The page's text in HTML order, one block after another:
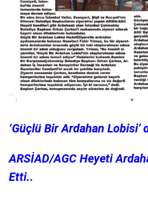
‘Güçlü Bir Ardahan Lobisi’
ARSİAD/AGC Heyeti
Etti..